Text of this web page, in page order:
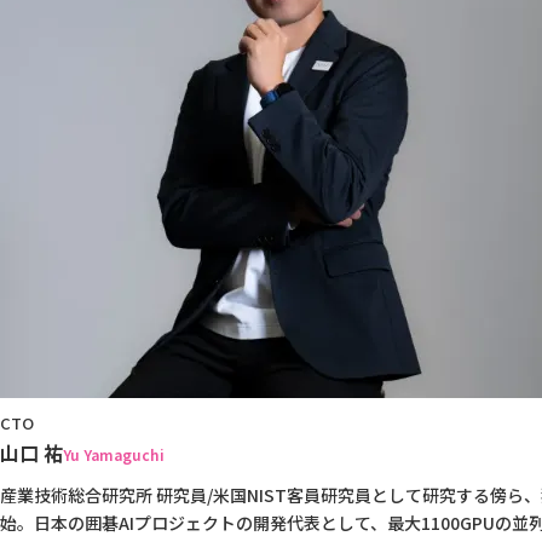
CTO
山口 祐Yu Yamaguchi
産業技術総合研究所 研究員/米国NIST客員研究員として研究する傍ら
始。日本の囲碁AIプロジェクトの開発代表として、最大1100GPUの並